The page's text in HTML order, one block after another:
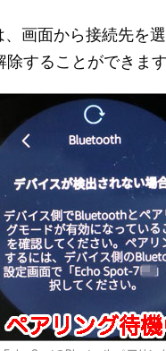
画面から接続先を
除することができます